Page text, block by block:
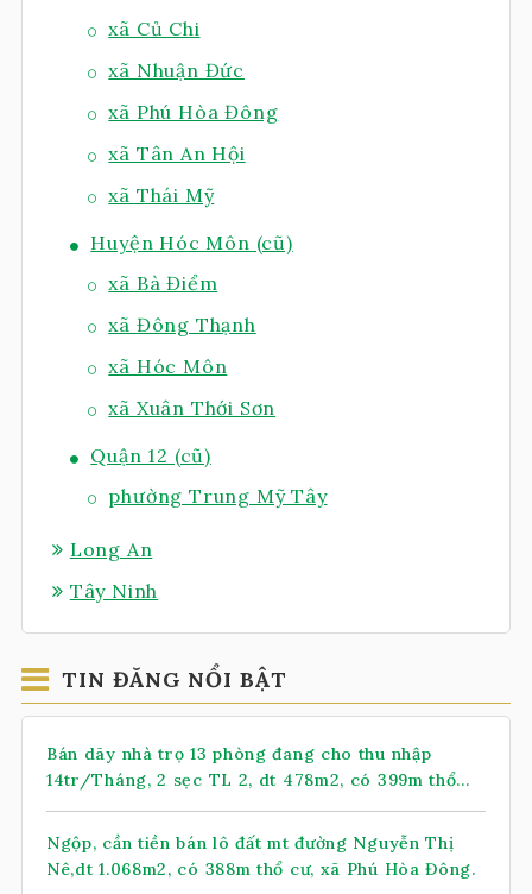
xã Củ Chi
xã Nhuận Đức
xã Phú Hòa Đông
xã Tân An Hội
xã Thái Mỹ
Huyện Hóc Môn (cũ)
xã Bà Điểm
xã Đông Thạnh
xã Hóc Môn
xã Xuân Thới Sơn
Quận 12 (cũ)
phường Trung Mỹ Tây
Long An
Tây Ninh
TIN ĐĂNG NỔI BẬT
Bán dãy nhà trọ 13 phòng đang cho thu nhập
14tr/Tháng, 2 sẹc TL 2, dt 478m2, có 399m thổ
cư, xã Nhuận Đức (mới)
Ngộp, cần tiền bán lô đất mt đường Nguyễn Thị
Nê,dt 1.068m2, có 388m thổ cư, xã Phú Hòa Đông.